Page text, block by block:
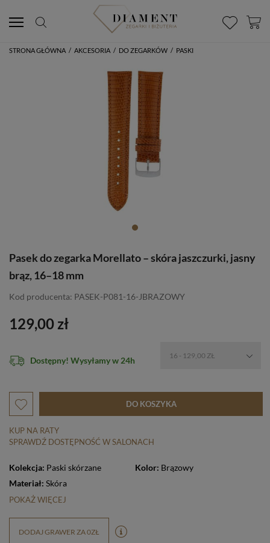
STRONA GŁÓWNA / AKCESORIA / DO ZEGARKÓW / PASKI
Pasek do zegarka Morellato – skóra jaszczurki, jasny
brąz, 16–18 mm
Kod producenta: PASEK-P081-16-JBRAZOWY
129,00 zł
Dostępny! Wysyłamy w 24h 16 - 129,00 ZŁ
DO KOSZYKA
KUP NA RATY
SPRAWDŹ DOSTĘPNOŚĆ W SALONACH
Kolekcja: Paski skórzane Kolor: Brązowy
Materiał: Skóra
POKAŻ WIĘCEJ
DODAJ GRAWER ZA 0ZŁ